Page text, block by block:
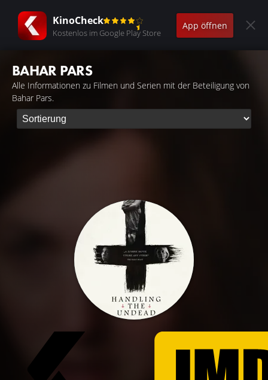
KinoCheck
Kostenlos im Google Play Store
App öffnen
BAHAR PARS
Alle Informationen zu Filmen und Serien mit der Beteiligung von
Bahar Pars.